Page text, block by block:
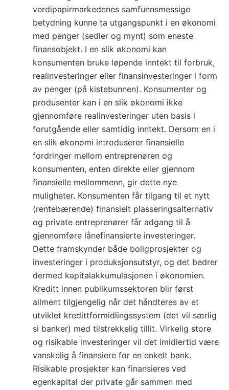
verdipapirmarkedenes samfunnsmessige
betydning kunne ta utgangspunkt i en økonomi
med penger (sedler og mynt) som eneste
finansobjekt. I en slik økonomi kan
konsumenten bruke løpende inntekt til forbruk,
realinvesteringer eller finansinvesteringer i form
av penger (på kistebunnen). Konsumenter og
produsenter kan i en slik økonomi ikke
gjennomføre realinvesteringer uten basis i
forutgående eller samtidig inntekt. Dersom en i
en slik økonomi introduserer finansielle
fordringer mellom entreprenøren og
konsumenten, enten direkte eller gjennom
finansielle mellommenn, gir dette nye
muligheter. Konsumenten får tilgang til et nytt
(rentebærende) finansielt plasseringsalternativ
og private entreprenører får adgang til å
gjennomføre lånefinansierte investeringer.
Dette framskynder både boligprosjekter og
investeringer i produksjonsutstyr, og det bedrer
dermed kapitalakkumulasjonen i økonomien.
Kreditt innen publikumssektoren blir først
allment tilgjengelig når det håndteres av et
utviklet kredittformidlingssystem (det vil særlig
si banker) med tilstrekkelig tillit. Virkelig store
og risikable investeringer vil det imidlertid være
vanskelig å finansiere for en enkelt bank.
Risikable prosjekter kan finansieres ved
egenkapital der private går sammen med